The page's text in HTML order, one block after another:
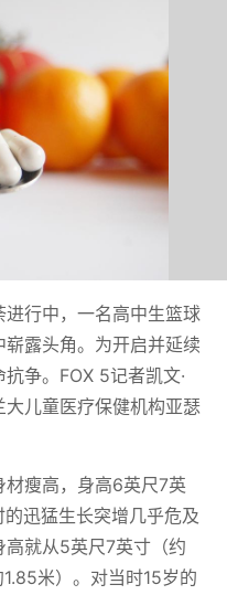
行中，一名高中生篮球
露头角。为开启并延续
争。FOX 5记者凯文·
儿童医疗保健机构亚瑟
瘦高，身高6英尺7英
迅猛生长突增几乎危及
就从5英尺7英寸（约
米）。对当时15岁的